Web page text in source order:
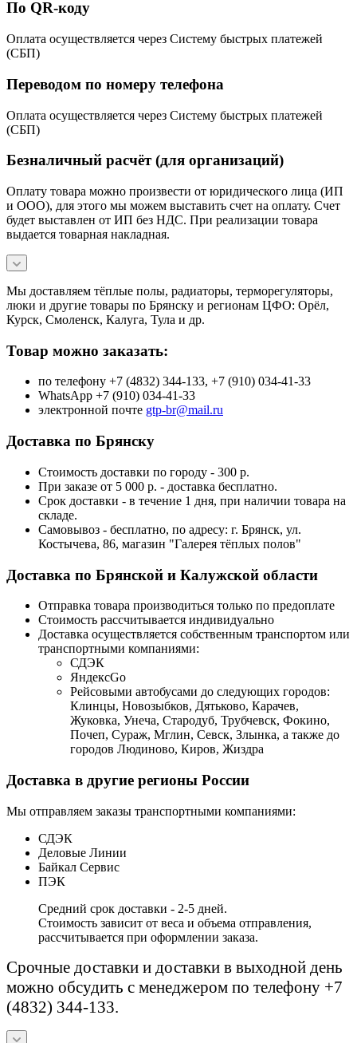
По QR-коду
Оплата осуществляется через Систему быстрых платежей
(СБП)
Переводом по номеру телефона
Оплата осуществляется через Систему быстрых платежей
(СБП)
Безналичный расчёт (для организаций)
Оплату товара можно произвести от юридического лица (ИП
и ООО), для этого мы можем выставить счет на оплату. Счет
будет выставлен от ИП без НДС. При реализации товара
выдается товарная накладная.
Мы доставляем тёплые полы, радиаторы, терморегуляторы,
люки и другие товары по Брянску и регионам ЦФО: Орёл,
Курск, Смоленск, Калуга, Тула и др.
Товар можно заказать:
по телефону +7 (4832) 344-133, +7 (910) 034-41-33
WhatsApp +7 (910) 034-41-33
электронной почте gtp-br@mail.ru
Доставка по Брянску
Стоимость доставки по городу - 300 р.
При заказе от 5 000 р. - доставка бесплатно.
Срок доставки - в течение 1 дня, при наличии товара на
складе.
Самовывоз - бесплатно, по адресу: г. Брянск, ул.
Костычева, 86, магазин "Галерея тёплых полов"
Доставка по Брянской и Калужской области
Отправка товара производиться только по предоплате
Стоимость рассчитывается индивидуально
Доставка осуществляется собственным транспортом или
транспортными компаниями:
СДЭК
ЯндексGo
Рейсовыми автобусами до следующих городов:
Клинцы, Новозыбков, Дятьково, Карачев,
Жуковка, Унеча, Стародуб, Трубчевск, Фокино,
Почеп, Сураж, Мглин, Севск, Злынка, а также до
городов Людиново, Киров, Жиздра
Доставка в другие регионы России
Мы отправляем заказы транспортными компаниями:
СДЭК
Деловые Линии
Байкал Сервис
ПЭК
Средний срок доставки - 2-5 дней.
Стоимость зависит от веса и объема отправления,
рассчитывается при оформлении заказа.
Срочные доставки и доставки в выходной день
можно обсудить с менеджером по телефону +7
(4832) 344-133.